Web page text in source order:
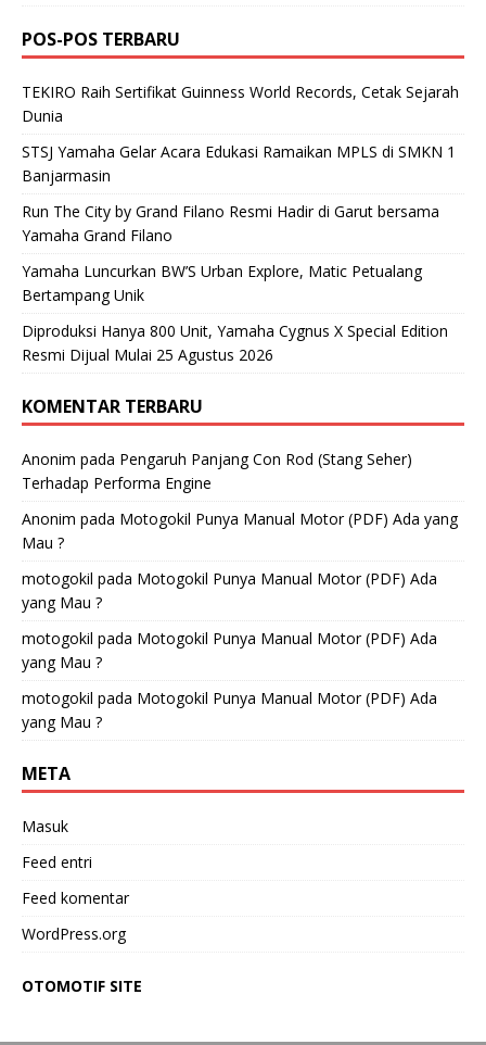
POS-POS TERBARU
TEKIRO Raih Sertifikat Guinness World Records, Cetak Sejarah
Dunia
STSJ Yamaha Gelar Acara Edukasi Ramaikan MPLS di SMKN 1
Banjarmasin
Run The City by Grand Filano Resmi Hadir di Garut bersama
Yamaha Grand Filano
Yamaha Luncurkan BW’S Urban Explore, Matic Petualang
Bertampang Unik
Diproduksi Hanya 800 Unit, Yamaha Cygnus X Special Edition
Resmi Dijual Mulai 25 Agustus 2026
KOMENTAR TERBARU
Anonim pada Pengaruh Panjang Con Rod (Stang Seher)
Terhadap Performa Engine
Anonim pada Motogokil Punya Manual Motor (PDF) Ada yang
Mau ?
motogokil pada Motogokil Punya Manual Motor (PDF) Ada
yang Mau ?
motogokil pada Motogokil Punya Manual Motor (PDF) Ada
yang Mau ?
motogokil pada Motogokil Punya Manual Motor (PDF) Ada
yang Mau ?
META
Masuk
Feed entri
Feed komentar
WordPress.org
OTOMOTIF SITE